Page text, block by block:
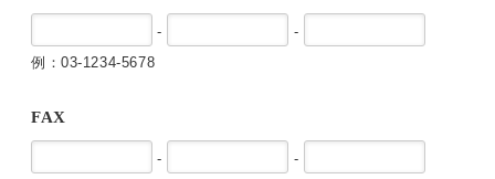
-
-
例：03-1234-5678
FAX
-
-